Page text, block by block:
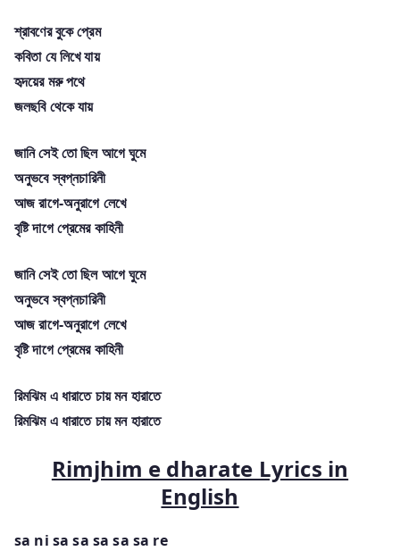
শ্রাবণের বুকে প্রেম
কবিতা যে লিখে যায়
হৃদয়ের মরু পথে
জলছবি থেকে যায়
জানি সেই তো ছিল আগে ঘুমে
অনুভবে স্বপ্নচারিনী
আজ রাগে-অনুরাগে লেখে
বৃষ্টি দাগে প্রেমের কাহিনী
জানি সেই তো ছিল আগে ঘুমে
অনুভবে স্বপ্নচারিনী
আজ রাগে-অনুরাগে লেখে
বৃষ্টি দাগে প্রেমের কাহিনী
রিমঝিম এ ধারাতে চায় মন হারাতে
রিমঝিম এ ধারাতে চায় মন হারাতে
Rimjhim e dharate Lyrics in
English
sa ni sa sa sa sa sa re